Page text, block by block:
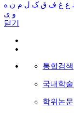
ع غ ف ق ک ل م ن ه
و ی
닫기
통합검색
국내학
학위논문